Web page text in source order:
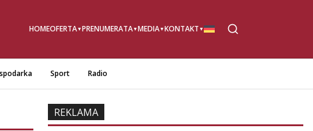
HOMEOFERTA PRENUMERATA MEDIA KONTAKT
Sport Radio
REKLAMA